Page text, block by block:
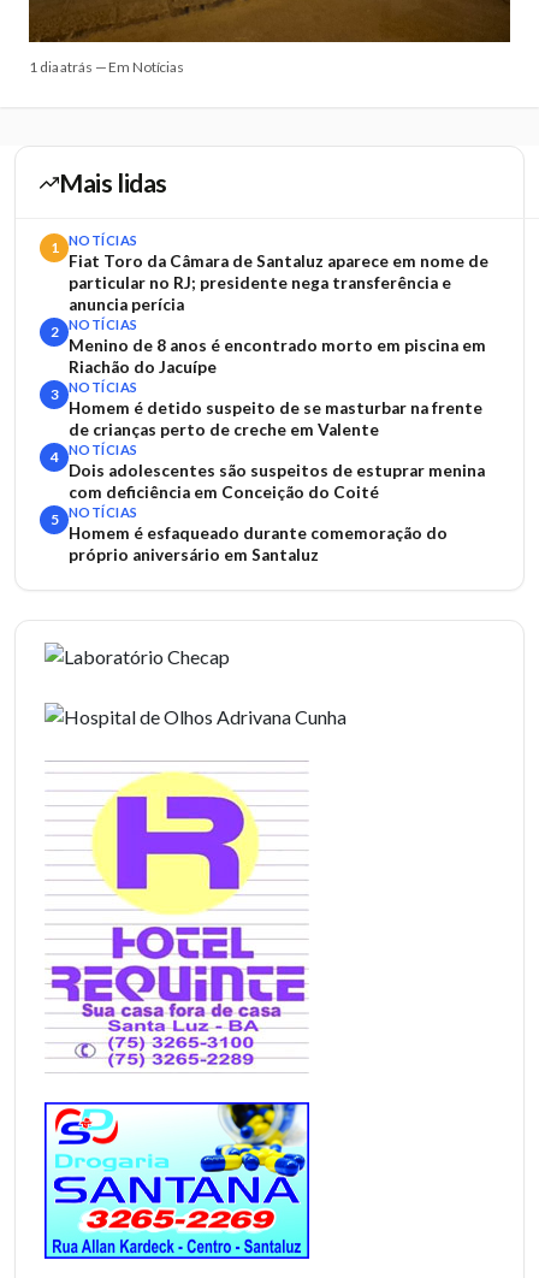
1 dia atrás — Em Notícias
Mais lidas
1 NOTÍCIAS
Fiat Toro da Câmara de Santaluz aparece em nome de
particular no RJ; presidente nega transferência e
anuncia perícia
2 NOTÍCIAS
Menino de 8 anos é encontrado morto em piscina em
Riachão do Jacuípe
3 NOTÍCIAS
Homem é detido suspeito de se masturbar na frente
de crianças perto de creche em Valente
4 NOTÍCIAS
Dois adolescentes são suspeitos de estuprar menina
com deficiência em Conceição do Coité
5 NOTÍCIAS
Homem é esfaqueado durante comemoração do
próprio aniversário em Santaluz